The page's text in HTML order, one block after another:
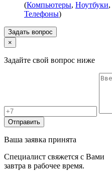
(Компьютеры, Ноутбуки,
Телефоны)
Задать вопрос
×
Задайте свой вопрос ниже
Отправить
Ваша заявка принята
Специалист свяжется с Вами
завтра в рабочее время.